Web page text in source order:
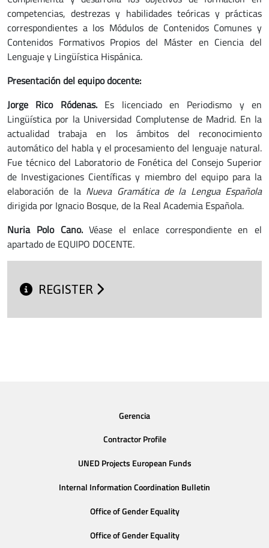
competencias, destrezas y habilidades teóricas y prácticas
correspondientes a los Módulos de Contenidos Comunes y
Contenidos Formativos Propios del Máster en Ciencia del
Lenguaje y Lingüística Hispánica.
Presentación del equipo docente:
Jorge Rico Ródenas. Es licenciado en Periodismo y en
Lingüística por la Universidad Complutense de Madrid. En la
actualidad trabaja en los ámbitos del reconocimiento
automático del habla y el procesamiento del lenguaje natural.
Fue técnico del Laboratorio de Fonética del Consejo Superior
de Investigaciones Científicas y miembro del equipo para la
elaboración de la Nueva Gramática de la Lengua Española
dirigida por Ignacio Bosque, de la Real Academia Española.
Nuria Polo Cano.Véase el enlace correspondiente en el
apartado de EQUIPO DOCENTE.
REGISTER
Gerencia
Contractor Profile
UNED Projects European Funds
Internal Information Coordination Bulletin
Office of Gender Equality
Office of Gender Equality